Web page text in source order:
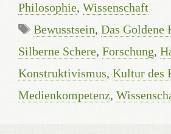
Philosophie, Wissenschaft
Tags
Bewusstsein, Das Goldene
Silberne Schere, Forschung,
Konstruktivismus, Kultur des
Medienkompetenz,